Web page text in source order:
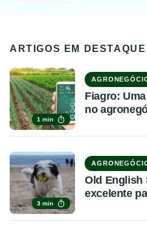
ARTIGOS EM DESTAQUE
1 min
Fiagro:
no
3 min
Old English
excelente